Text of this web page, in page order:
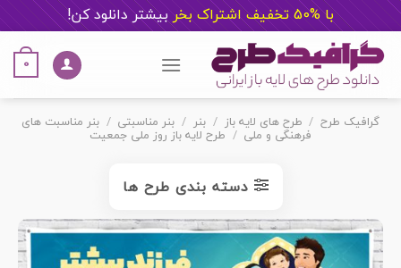
با %50 تخفیف اشتراک بخر بیشتر دانلود کن!
content
0
گرافیک طرح / طرح های لایه باز / بنر / بنر مناسبتی / بنر مناسبت های
فرهنگی و ملی / طرح لایه باز روز ملی جمعیت
دسته بندی طرح ها